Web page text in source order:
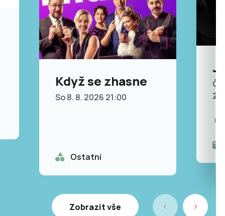
Když se zhasne
So 8. 8. 2026 21:00
Ostatní
Čt
Zobrazit vše